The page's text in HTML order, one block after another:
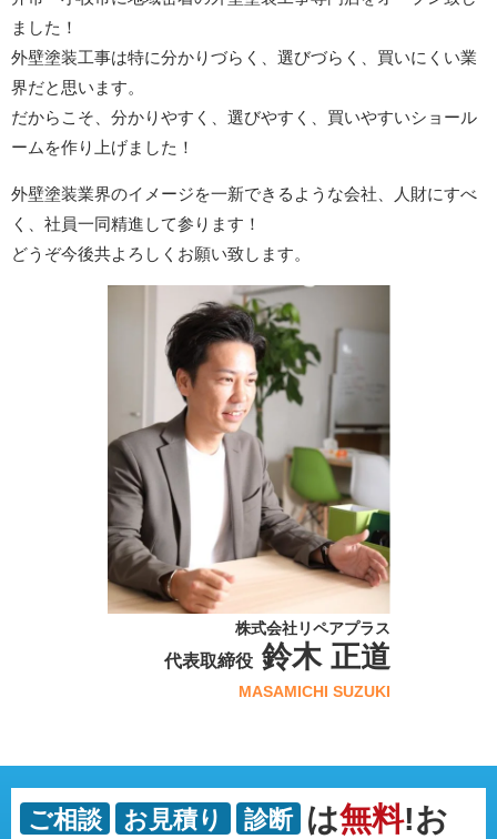
ました！
外壁塗装工事は特に分かりづらく、選びづらく、買いにくい業
界だと思います。
だからこそ、分かりやすく、選びやすく、買いやすいショール
ームを作り上げました！
外壁塗装業界のイメージを一新できるような会社、人財にすべ
く、社員一同精進して参ります！
どうぞ今後共よろしくお願い致します。
株式会社リペアプラス
代表取締役鈴木 正道
MASAMICHI SUZUKI
ご相談 お見積り 診断 は無料!お